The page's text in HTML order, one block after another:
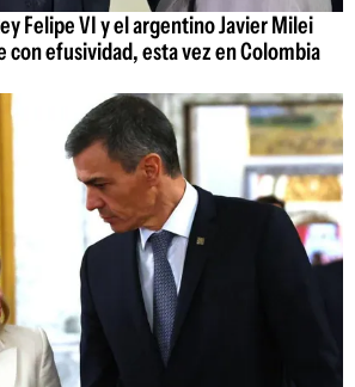
Felipe VI y el argentino Javier Milei
con efusividad, esta vez en Colombia